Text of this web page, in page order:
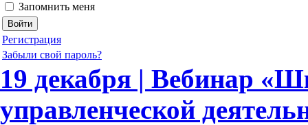
Запомнить меня
Регистрация
Забыли свой пароль?
19 декабря | Вебинар
управленческой